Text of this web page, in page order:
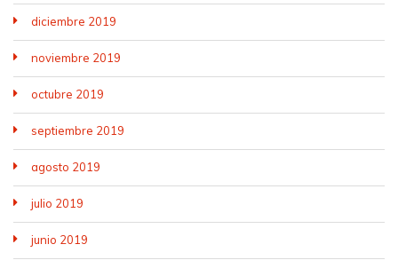
diciembre 2019
noviembre 2019
octubre 2019
septiembre 2019
agosto 2019
julio 2019
junio 2019